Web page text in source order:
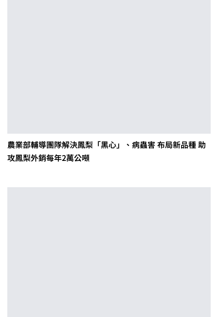
農業部輔導團隊解決鳳梨「黑心」、病蟲害 布局新品種 助
攻鳳梨外銷每年2萬公噸